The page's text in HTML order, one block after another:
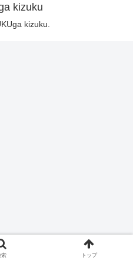
kizuku
kizuku.
索 トップ